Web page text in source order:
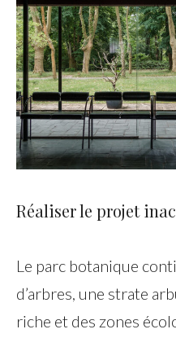
Réaliser le projet
Le parc botanique
d’arbres, une strate
riche et des zones